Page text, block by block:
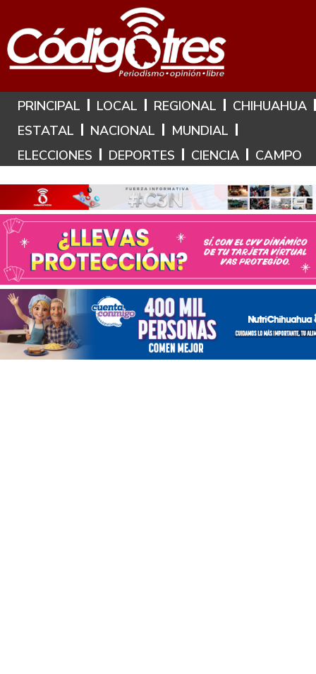
Hoy es: 6 de Agosto de 2026
PRINCIPAL LOCAL REGIONAL
CHIHUAHUA
ESTATAL
NACIONAL
MUNDIAL
ELECCIONES
DEPORTES CIENCIA CAMPO